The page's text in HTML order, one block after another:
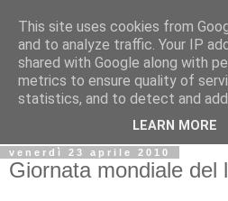
Biblio@rti in
Il Blog della Biblioteca di Area
informazioni iniziative incontri
venerdì 23 aprile 2010
Giornata mondiale del
This site uses cookies from
and to analyze traffic. Your IP
shared with Google along with
metrics to ensure quality of
statistics, and to detect and
LEARN MORE